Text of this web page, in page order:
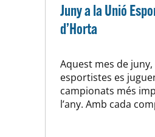
Juny a la Unió
d’Horta
Aquest mes de juny,
esportistes es
campionats més
l’any. Amb cada